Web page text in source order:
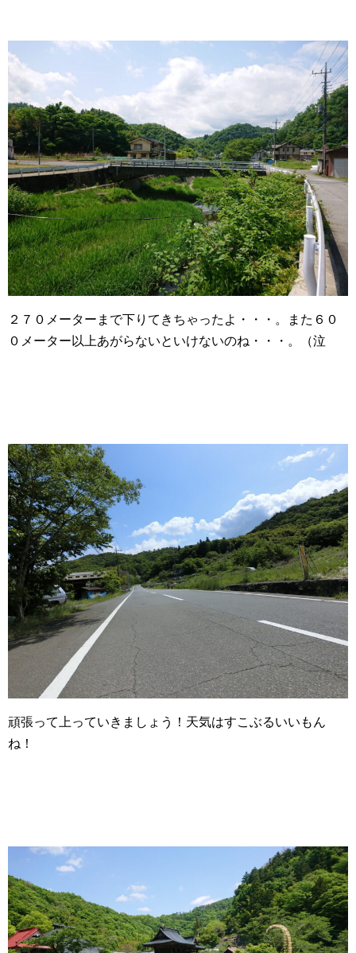
２７０メーターまで下りてきちゃったよ・・・。また６０
０メーター以上あがらないといけないのね・・・。（泣
頑張って上っていきましょう！天気はすこぶるいいもん
ね！